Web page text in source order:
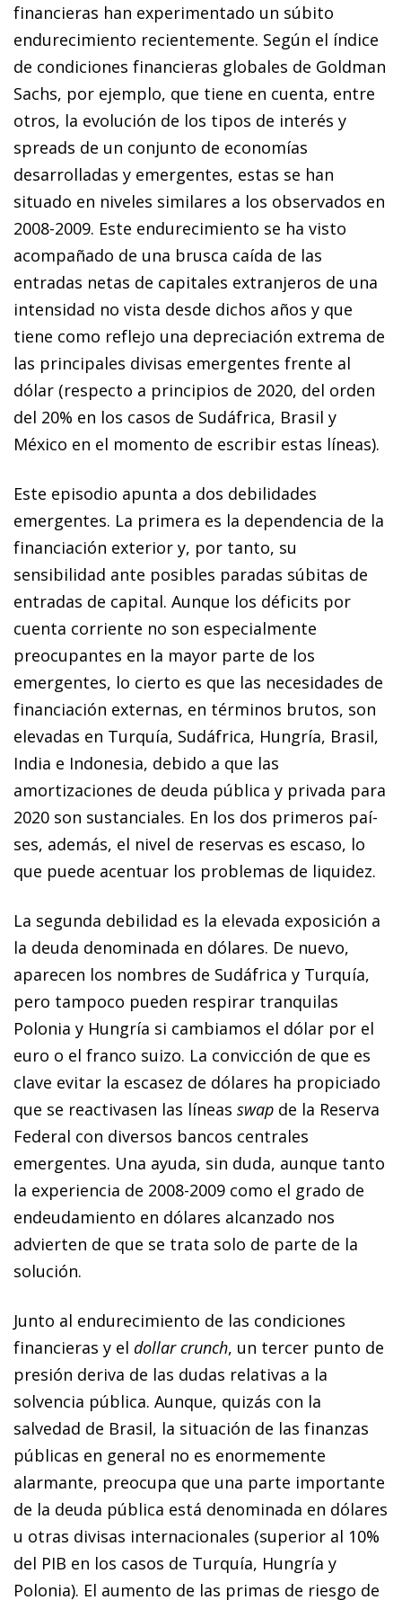
financieras han experimentado un súbito
endurecimiento recientemente. Según el índice
de condiciones financieras globales de Goldman
Sachs, por ejemplo, que tiene en cuenta, entre
otros, la evolución de los tipos de interés y
spreads de un conjunto de economías
desarrolladas y emergentes, estas se han
situado en niveles similares a los observados en
2008-2009. Este endurecimiento se ha visto
acompañado de una brusca caída de las
entradas netas de capitales extranjeros de una
intensidad no vista desde dichos años y que
tiene como reflejo una depreciación extrema de
las principales divisas emergentes frente al
dólar (respecto a principios de 2020, del orden
del 20% en los casos de Sudáfrica, Brasil y
México en el momento de escribir estas líneas).
Este episodio apunta a dos debilidades
emergentes. La pri­­mera es la dependencia de la
financiación exterior y, por tanto, su
sensibilidad ante posibles paradas súbitas de
entradas de capital. Aunque los déficits por
cuenta co­­rrien­­te no son especialmente
preocupantes en la mayor parte de los
emergentes, lo cierto es que las necesidades de
financiación externas, en términos brutos, son
eleva­­das en Turquía, Sudáfrica, Hungría, Brasil,
India e Indonesia, debido a que las
amortizaciones de deuda pú­­blica y pri­­vada para
2020 son sustanciales. En los dos primeros paí­­
ses, además, el nivel de reservas es escaso, lo
que puede acentuar los problemas de liquidez.
La segunda debilidad es la elevada exposición a
la deuda denominada en dólares. De nuevo,
aparecen los nombres de Sudáfrica y Turquía,
pero tampoco pue­­den respirar tran­­quilas
Polonia y Hungría si cambiamos el dólar por el
euro o el franco suizo. La convicción de que es
clave evitar la escasez de dólares ha propiciado
que se reactivasen las líneas swap de la Reserva
Federal con diversos bancos centrales
emergentes. Una ayuda, sin duda, aunque tanto
la experiencia de 2008-2009 como el grado de
endeudamiento en dólares alcanzado nos
advierten de que se trata solo de parte de la
solución.
Junto al endurecimiento de las condiciones
financieras y el dollarcrunch, un tercer punto de
presión deriva de las dudas relativas a la
solvencia pública. Aunque, quizás con la
salvedad de Brasil, la situación de las finanzas
públicas en general no es enormemente
alarmante, preocupa que una parte importante
de la deuda pública está denominada en dólares
u otras divisas internacionales (superior al 10%
del PIB en los casos de Turquía, Hungría y
Polonia). El aumento de las primas de riesgo de